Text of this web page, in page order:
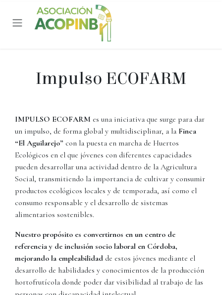
Ir al contenido
Impulso ECOFARM
IMPULSO ECOFARM es una iniciativa que surge para dar
un impulso, de forma global y multidisciplinar, a la Finca
“El Aguilarejo” con la puesta en marcha de Huertos
Ecológicos en el que jóvenes con diferentes capacidades
pueden desarrollar una actividad dentro de la Agricultura
Social, transmitiendo la importancia de cultivar y consumir
productos ecológicos locales y de temporada, así como el
consumo responsable y el desarrollo de sistemas
alimentarios sostenibles.
Nuestro propósito es convertirnos en un centro de
referencia y de inclusión socio laboral en Córdoba,
mejorando la empleabilidad de estos jóvenes mediante el
desarrollo de habilidades y conocimientos de la producción
hortofrutícola donde poder dar visibilidad al trabajo de las